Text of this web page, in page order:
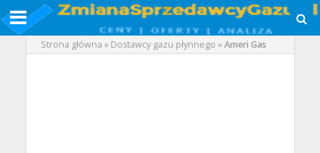
Strona główna » Dostawcy gazu płynnego »Ameri Gas